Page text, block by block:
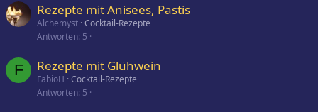
Rezepte mit Anisees, Pastis
Alchemyst Cocktail-Rezepte
Antworten 5
F Rezepte mit Glühwein
FabioH Cocktail-Rezepte
Antworten 5